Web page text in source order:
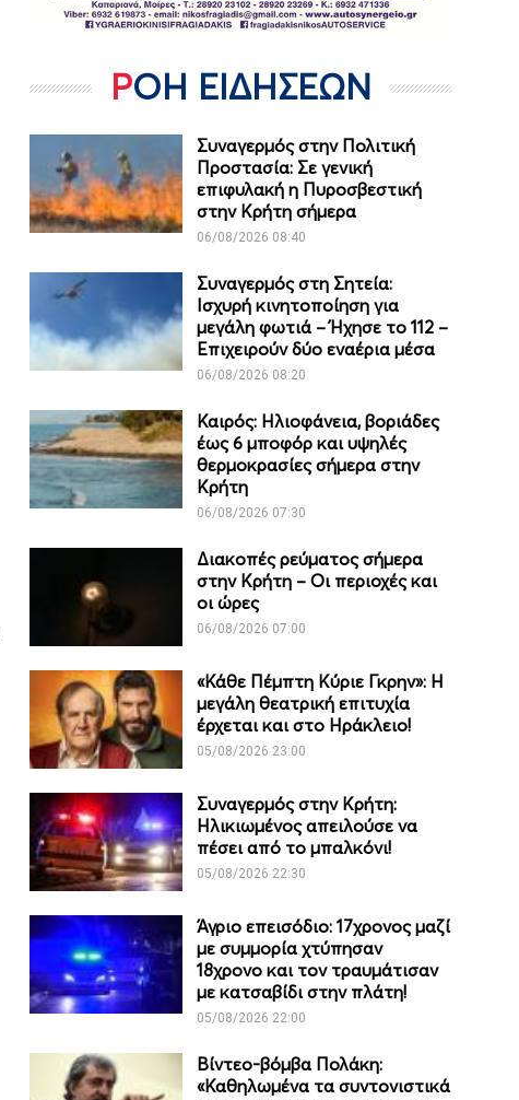
ΡΟΗ ΕΙΔΗΣΕΩΝ
Συναγερμός στην Πολιτική
Προστασία: Σε γενική
επιφυλακή η Πυροσβεστική
στην Κρήτη σήμερα
06/08/2026 08:40
Συναγερμός στη Σητεία:
Ισχυρή κινητοποίηση για
μεγάλη φωτιά – Ήχησε το 112 –
Επιχειρούν δύο εναέρια μέσα
06/08/2026 08:20
Καιρός: Ηλιοφάνεια, βοριάδες
έως 6 μποφόρ και υψηλές
θερμοκρασίες σήμερα στην
Κρήτη
06/08/2026 07:30
Διακοπές ρεύματος σήμερα
στην Κρήτη – Οι περιοχές και
οι ώρες
06/08/2026 07:00
«Κάθε Πέμπτη Κύριε Γκρην»: Η
μεγάλη θεατρική επιτυχία
έρχεται και στο Ηράκλειο!
05/08/2026 23:00
Συναγερμός στην Κρήτη:
Ηλικιωμένος απειλούσε να
πέσει από το μπαλκόνι!
05/08/2026 22:30
Άγριο επεισόδιο: 17χρονος μαζί
με συμμορία χτύπησαν
18χρονο και τον τραυμάτισαν
με κατσαβίδι στην πλάτη!
05/08/2026 22:00
Βίντεο-βόμβα Πολάκη:
«Καθηλωμένα τα συντονιστικά